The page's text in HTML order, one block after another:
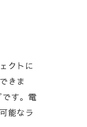
クトに
きま
す。電
能なラ